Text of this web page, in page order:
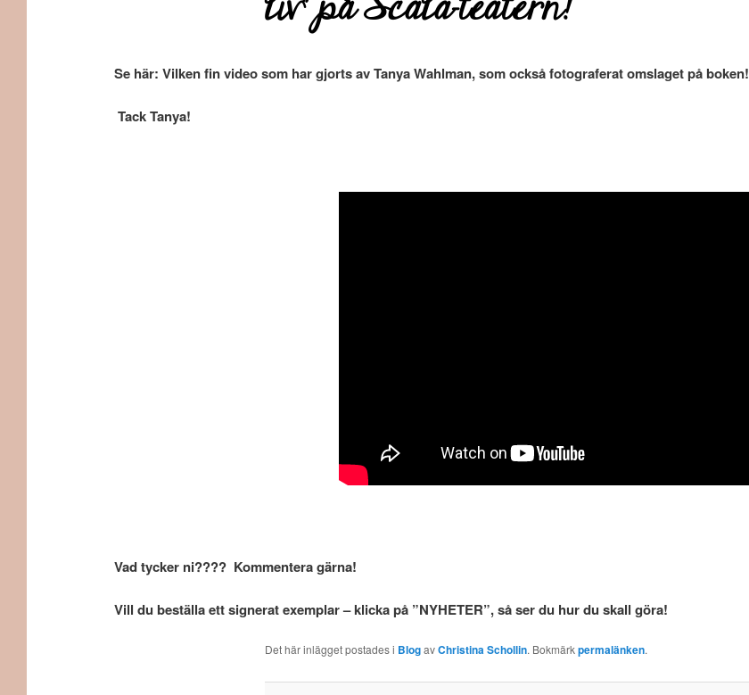
Se här: Vilken fin video som har gjorts av Tanya Wahlman, som också fotograferat omslaget på boken!
Tack Tanya!
Vad tycker ni???? Kommentera gärna!
Vill du beställa ett signerat exemplar – klicka på ”NYHETER”, så ser du hur du skall göra!
Det här inlägget postades i BlogavChristina Schollin. Bokmärkpermalänken.